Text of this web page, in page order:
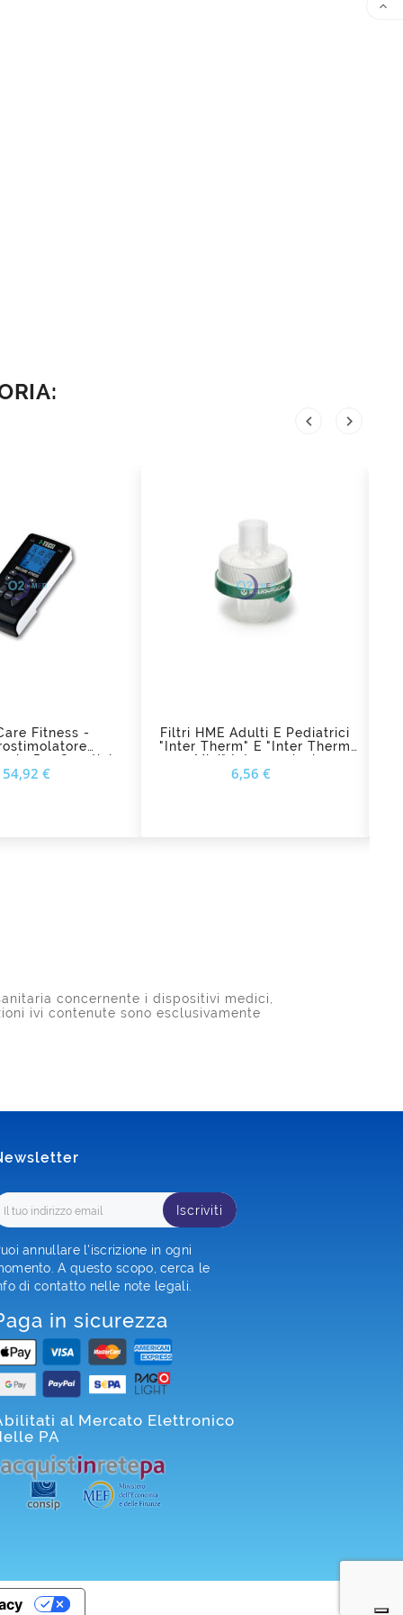
 
Fitness -
Per Sportivi,
Bellezza I-Tech
€
Filtri HME Adulti E Pediatrici
"Inter Therm" E "Inter Therm
Mini" Intersurgical
6,56 €
concernente i dispositivi medici,
ivi contenute sono esclusivamente
Iscriviti
annullare l'iscrizione in ogni
A questo scopo, cerca le
di contatto nelle note legali.
in sicurezza
al Mercato Elettronico
PA
